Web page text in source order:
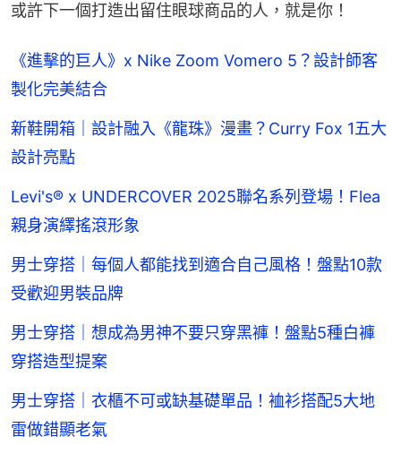
或許下一個打造出留住眼球商品的人，就是你！
《進擊的巨人》x Nike Zoom Vomero 5？設計師客
製化完美結合
新鞋開箱｜設計融入《龍珠》漫畫？Curry Fox 1五大
設計亮點
Levi's® x UNDERCOVER 2025聯名系列登場！Flea
親身演繹搖滾形象
男士穿搭｜每個人都能找到適合自己風格！盤點10款
受歡迎男裝品牌
男士穿搭｜想成為男神不要只穿黑褲！盤點5種白褲
穿搭造型提案
男士穿搭｜衣櫃不可或缺基礎單品！裇衫搭配5大地
雷做錯顯老氣